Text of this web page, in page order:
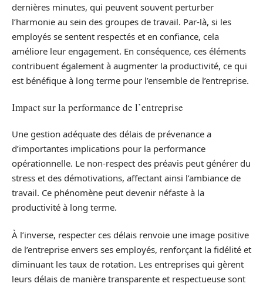
dernières minutes, qui peuvent souvent perturber
l’harmonie au sein des groupes de travail. Par-là, si les
employés se sentent respectés et en confiance, cela
améliore leur engagement. En conséquence, ces éléments
contribuent également à augmenter la productivité, ce qui
est bénéfique à long terme pour l’ensemble de l’entreprise.
Impact sur la performance de l’entreprise
Une gestion adéquate des délais de prévenance a
d’importantes implications pour la performance
opérationnelle. Le non-respect des préavis peut générer du
stress et des démotivations, affectant ainsi l’ambiance de
travail. Ce phénomène peut devenir néfaste à la
productivité à long terme.
À l’inverse, respecter ces délais renvoie une image positive
de l’entreprise envers ses employés, renforçant la fidélité et
diminuant les taux de rotation. Les entreprises qui gèrent
leurs délais de manière transparente et respectueuse sont